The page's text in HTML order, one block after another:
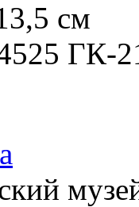
см
ГК-